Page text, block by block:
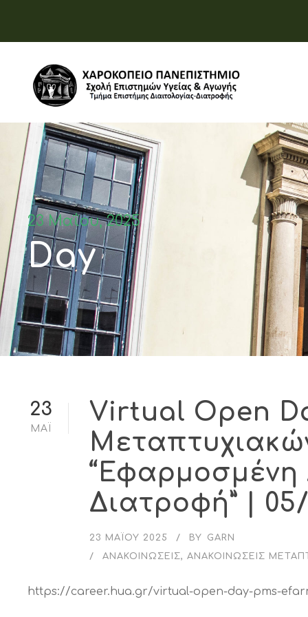
23 Μαΐου, 2025
Day
23
ΜΆΙ
Virtual Open
“Εφαρμοσμένη
Διατροφή” |
23 ΜΑΪ́ΟΥ 2025 BY
GARN
ΑΝΑΚΟΙΝΏΣΕΙΣ, ΑΝΑΚΟΙΝΏΣΕΙΣ
https://career.hua.gr/virtual-open-day-pms-